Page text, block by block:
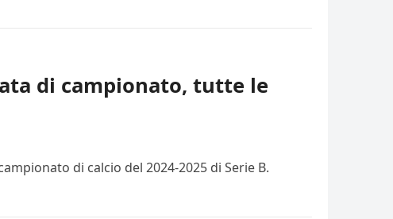
di campionato, tutte le
di calcio del 2024-2025 di Serie B.